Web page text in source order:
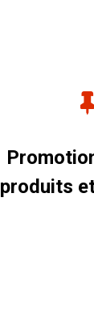
produits